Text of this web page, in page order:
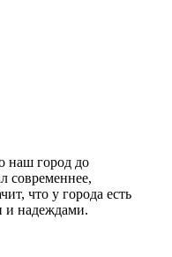
наш город до
современнее,
что у города есть
и надеждами.